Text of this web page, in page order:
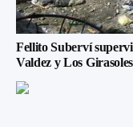
Fellito Suberví
Valdez y Los